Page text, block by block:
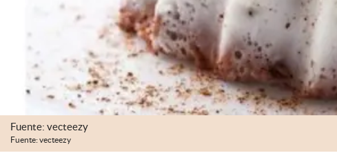
Fuente: vecteezy
Fuente: vecteezy